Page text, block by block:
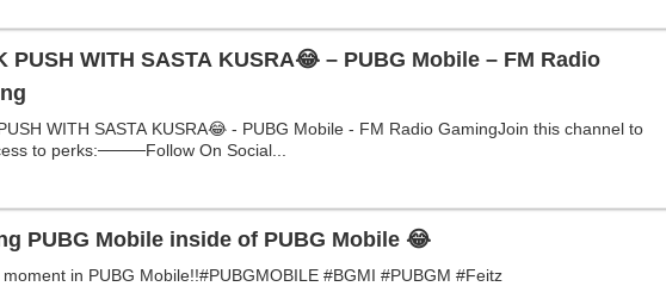
PUSH WITH SASTA KUSRA😂 – PUBG Mobile – FM Radio
WITH SASTA KUSRA😂 - PUBG Mobile - FM Radio GamingJoin this channel to
to perks:────Follow On Social...
PUBG Mobile inside of PUBG Mobile 😂
in PUBG Mobile!!#PUBGMOBILE #BGMI #PUBGM #Feitz